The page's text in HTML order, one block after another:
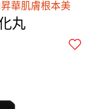
華肌膚根本美
丸